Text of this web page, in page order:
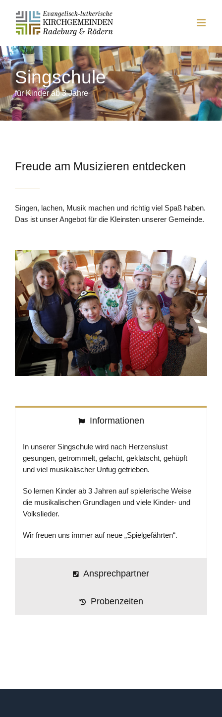
Inhalt
springen
Singschule
für Kinder ab 3 Jahre
Freude am Musizieren entdecken
Singen, lachen, Musik machen und richtig viel Spaß haben.
Das ist unser Angebot für die Kleinsten unserer Gemeinde.
Informationen
In unserer Singschule wird nach Herzenslust
gesungen, getrommelt, gelacht, geklatscht, gehüpft
und viel musikalischer Unfug getrieben.
So lernen Kinder ab 3 Jahren auf spielerische Weise
die musikalischen Grundlagen und viele Kinder- und
Volkslieder.
Wir freuen uns immer auf neue „Spielgefährten“.
Ansprechpartner
Probenzeiten